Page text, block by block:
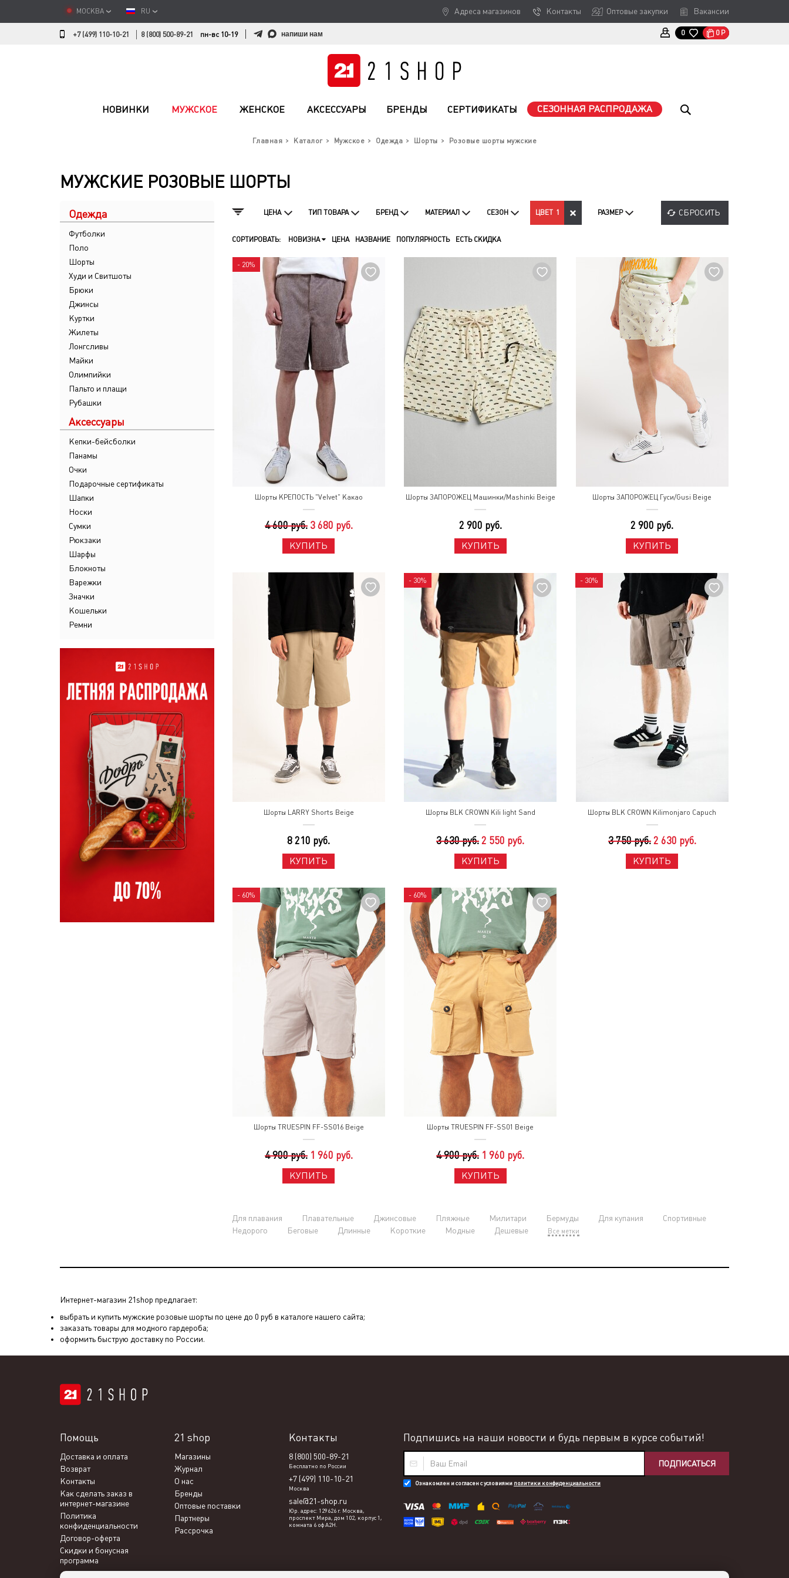
МОСКВА RU Адреса магазинов Контакты Оптовые закупки Вакансии
+7 (499) 110-10-21 8 (800) 500-89-21 пн-вс 10-19 напиши нам 0 0 Р
НОВИНКИ МУЖСКОЕ ЖЕНСКОЕ АКСЕССУАРЫ БРЕНДЫ СЕРТИФИКАТЫ СЕЗОННАЯ РАСПРОДАЖА
Главная Каталог Мужское Одежда Шорты Розовые шорты мужские
МУЖСКИЕ РОЗОВЫЕ ШОРТЫ
Одежда
Футболки
Поло
Шорты
Худи и Свитшоты
Брюки
Джинсы
Куртки
Жилеты
Лонгсливы
Майки
Олимпийки
Пальто и плащи
Рубашки
Аксессуары
Кепки-бейсболки
Панамы
Очки
Подарочные сертификаты
Шапки
Носки
Сумки
Рюкзаки
Шарфы
Блокноты
Варежки
Значки
Кошельки
Ремни
ЦЕНА ТИП ТОВАРА БРЕНД МАТЕРИАЛ СЕЗОН ЦВЕТ 1 РАЗМЕР СБРОСИТЬ
СОРТИРОВАТЬ: НОВИЗНА ЦЕНА НАЗВАНИЕ ПОПУЛЯРНОСТЬ ЕСТЬ СКИДКА
- 20%
Шорты КРЕПОСТЬ "Velvet" Какао
4 600 руб. 3 680 руб.
КУПИТЬ
Шорты ЗАПОРОЖЕЦ Машинки/Mashinki Beige
2 900 руб.
КУПИТЬ
Шорты ЗАПОРОЖЕЦ Гуси/Gusi Beige
2 900 руб.
КУПИТЬ
Шорты LARRY Shorts Beige
8 210 руб.
КУПИТЬ
- 30%
Шорты BLK CROWN Kili light Sand
3 630 руб. 2 550 руб.
КУПИТЬ
- 30%
Шорты BLK CROWN Kilimonjaro Capuch
3 750 руб. 2 630 руб.
КУПИТЬ
- 60%
Шорты TRUESPIN FF-SS016 Beige
4 900 руб. 1 960 руб.
КУПИТЬ
- 60%
Шорты TRUESPIN FF-SS01 Beige
4 900 руб. 1 960 руб.
КУПИТЬ
Для плавания Плавательные Джинсовые Пляжные Милитари Бермуды Для купания
Спортивные
Недорого
Беговые Длинные Короткие Модные Дешевые Все метки
Интернет-магазин 21shop предлагает:
выбрать и купить мужские розовые шорты по цене до 0 руб в каталоге нашего сайта;
заказать товары для модного гардероба;
оформить быструю доставку по России.
Подпишись на наши новости и будь первым в курсе событий!
ПОДПИСАТЬСЯ
Ознакомлен и согласен с условиями политики конфиденциальности
21 shop
Магазины
Журнал
О нас
Бренды
Оптовые поставки
Партнеры
Рассрочка
Помощь
Доставка и оплата
Возврат
Контакты
Как сделать заказ в
интернет-магазине
Политика
конфиденциальности
Договор-оферта
Скидки и бонусная
программа
Контакты
8 (800) 500-89-21
Бесплатно по России
+7 (499) 110-10-21
Москва
sale@21-shop.ru
Юр. адрес: 129626 г. Москва,
проспект Мира, дом 102, корпус 1,
комната 6 оф А2Н.